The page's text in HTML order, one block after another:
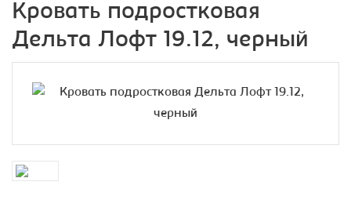
Кровать подростковая
Дельта Лофт 19.12, черный